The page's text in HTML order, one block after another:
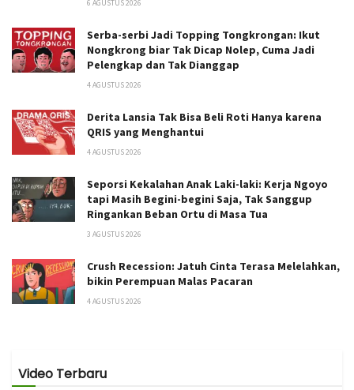
6 AGUSTUS 2026
Serba-serbi Jadi Topping Tongkrongan: Ikut
Nongkrong biar Tak Dicap Nolep, Cuma Jadi
Pelengkap dan Tak Dianggap
4 AGUSTUS 2026
Derita Lansia Tak Bisa Beli Roti Hanya karena
QRIS yang Menghantui
4 AGUSTUS 2026
Seporsi Kekalahan Anak Laki-laki: Kerja Ngoyo
tapi Masih Begini-begini Saja, Tak Sanggup
Ringankan Beban Ortu di Masa Tua
3 AGUSTUS 2026
Crush Recession: Jatuh Cinta Terasa Melelahkan,
bikin Perempuan Malas Pacaran
4 AGUSTUS 2026
Video Terbaru